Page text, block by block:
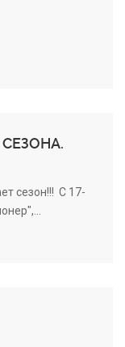
сезон!!! С 17-